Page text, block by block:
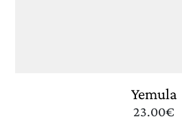
Yemula
23.00€